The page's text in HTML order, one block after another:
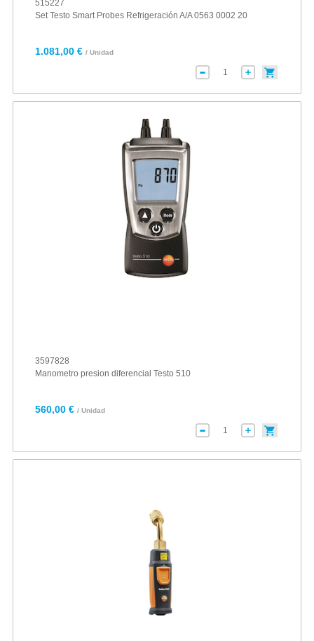
515227
Set Testo Smart Probes Refrigeración A/A 0563 0002 20
1.081,00 € / Unidad
3597828
Manometro presion diferencial Testo 510
560,00 € / Unidad